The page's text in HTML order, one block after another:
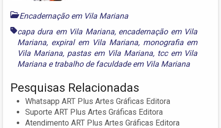
Encadernação em Vila Mariana
capa dura em Vila Mariana, encadernação em Vila
Mariana, expiral em Vila Mariana, monografia em
Vila Mariana, pastas em Vila Mariana, tcc em Vila
Mariana e trabalho de faculdade em Vila Mariana
Pesquisas Relacionadas
Whatsapp ART Plus Artes Gráficas Editora
Suporte ART Plus Artes Gráficas Editora
Atendimento ART Plus Artes Gráficas Editora